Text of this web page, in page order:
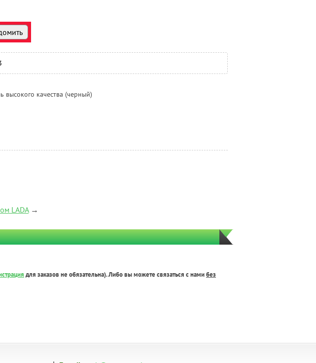
Под заказ
Под заказ
высокого качества (черный)
LADA→
для заказов не обязательна). Либо вы можете связаться с намибез